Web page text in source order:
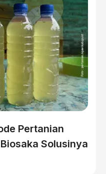
Pertanian
Solusinya